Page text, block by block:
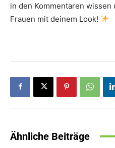
in den Kommentaren
Frauen mit deinem Look!
Ähnliche Beiträge